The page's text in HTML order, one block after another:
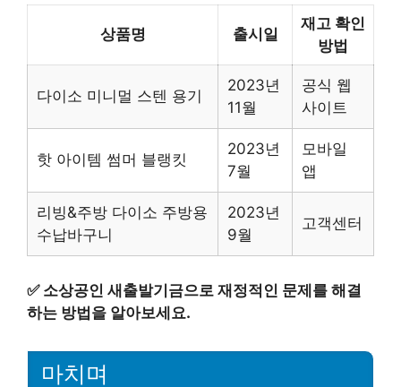
상품명 출시일
재고 확인
방법
다이소 미니멀 스텐 용기
2023년
11월
공식 웹
사이트
핫 아이템 썸머 블랭킷
2023년
7월
모바일
앱
리빙&주방 다이소 주방용
수납바구니
2023년
9월
고객센터
✅ 소상공인 새출발기금으로 재정적인 문제를 해결
하는 방법을 알아보세요.
마치며